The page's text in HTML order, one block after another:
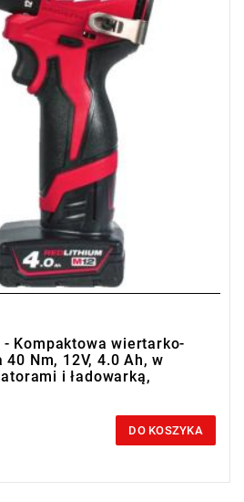
- Kompaktowa wiertarko-
Nm, 12V, 4.0 Ah, w
i ładowarką,
DO KOSZYKA